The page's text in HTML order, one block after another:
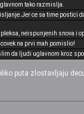
tako razmislja.
ce sa time postici
neispunjenih snova i
covek na prvi mah pomislio!
da ljudi uglavnom kroz
puta zlostavljaju